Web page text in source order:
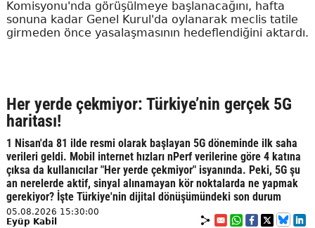
Komisyonu'nda görüşülmeye başlanacağını, hafta
sonuna kadar Genel Kurul'da oylanarak meclis tatile
girmeden önce yasalaşmasının hedeflendiğini aktardı.
Her yerde çekmiyor: Türkiye’nin gerçek 5G
haritası!
1 Nisan'da 81 ilde resmi olarak başlayan 5G döneminde ilk saha
verileri geldi. Mobil internet hızları nPerf verilerine göre 4 katına
çıksa da kullanıcılar "Her yerde çekmiyor" isyanında. Peki, 5G şu
an nerelerde aktif, sinyal alınamayan kör noktalarda ne yapmak
gerekiyor? İşte Türkiye'nin dijital dönüşümündeki son durum
05.08.2026 15:30:00
Eyüp Kabil